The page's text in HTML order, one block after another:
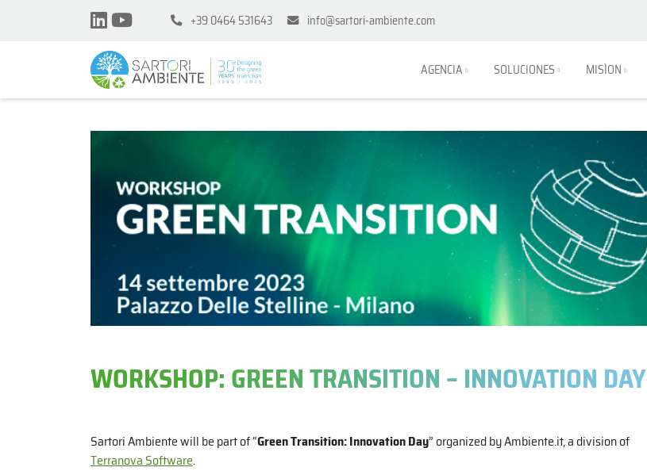
+39 0464 531643 info@sartori-ambiente.com
AGENCIA SOLUCIONES MISÌON
WORKSHOP: GREEN TRANSITION – INNOVATION DAY
Sartori Ambiente will be part of “Green Transition: Innovation Day” organized by Ambiente.it, a division of
Terranova Software.